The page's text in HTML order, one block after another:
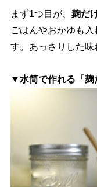
まず1つ目が、 麹だ
ごはんやおかゆも
す。あっさりした味
▼水筒で作れる「麹